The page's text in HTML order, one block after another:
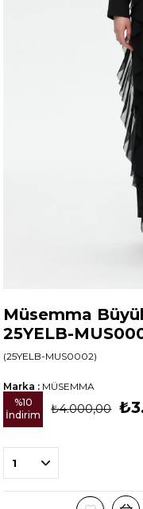
Müsemma
25YELB-
(25YELB-MUS0002)
Marka : MÜSEMMA
%10
İndirim
₺4.000,00